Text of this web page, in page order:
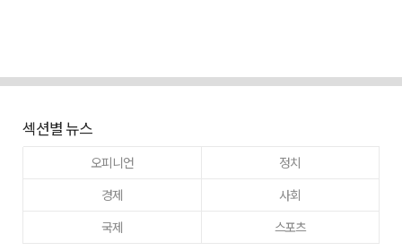
섹션별 뉴스
오피니언
정치
경제
사회
국제
스포츠